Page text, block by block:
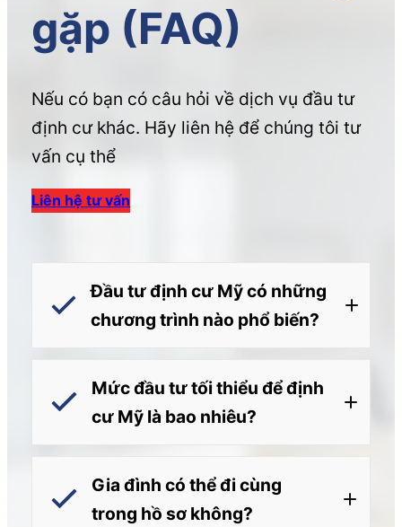
gặp (FAQ)
Nếu có bạn có câu hỏi về dịch vụ đầu tư
định cư khác. Hãy liên hệ để chúng tôi tư
vấn cụ thể
Liên hệ tư vấn
Đầu tư định cư Mỹ có những
chương trình nào phổ biến?
Mức đầu tư tối thiểu để định
cư Mỹ là bao nhiêu?
Gia đình có thể đi cùng
trong hồ sơ không?